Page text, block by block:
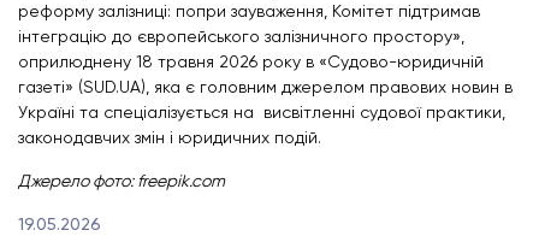
реформу залізниці: попри зауваження, Комітет підтримав
інтеграцію до європейського залізничного простору»,
оприлюднену 18 травня 2026 року в «Судово-юридичній
газеті» (SUD.UA), яка є головним джерелом правових новин в
Україні та спеціалізується на висвітленні судової практики,
законодавчих змін і юридичних подій.
Джерело фото: freepik.com
19.05.2026